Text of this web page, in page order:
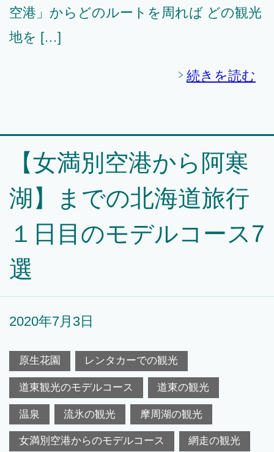
空港」からどのルートを周れば どの観光
地を […]
続きを読む
【女満別空港から阿寒
湖】までの北海道旅行
１日目のモデルコース7
選
2020年7月3日
原生花園 レンタカーでの観光
道東観光のモデルコース 道東の観光
温泉 流氷の観光 摩周湖の観光
女満別空港からのモデルコース 網走の観光